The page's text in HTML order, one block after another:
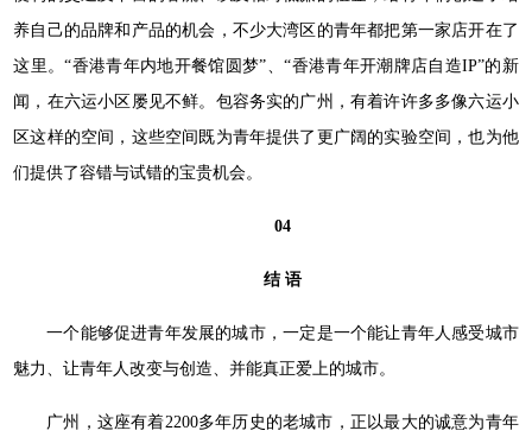
养自己的品牌和产品的机会，不少大湾区的青年都把第一家店开在了
这里。“香港青年内地开餐馆圆梦”、“香港青年开潮牌店自造IP”的新
闻，在六运小区屡见不鲜。包容务实的广州，有着许许多多像六运小
区这样的空间，这些空间既为青年提供了更广阔的实验空间，也为他
们提供了容错与试错的宝贵机会。
04
结 语
一个能够促进青年发展的城市，一定是一个能让青年人感受城市
魅力、让青年人改变与创造、并能真正爱上的城市。
广州，这座有着2200多年历史的老城市，正以最大的诚意为青年